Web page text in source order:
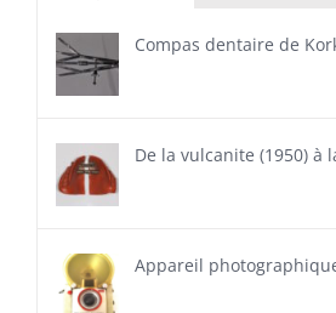
Compas dentaire de
De la vulcanite (1950) à
Appareil